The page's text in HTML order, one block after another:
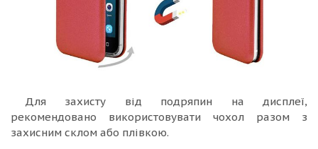
Для захисту від подряпин на дисплеї,
рекомендовано використовувати чохол разом з
захисним склом або плівкою.